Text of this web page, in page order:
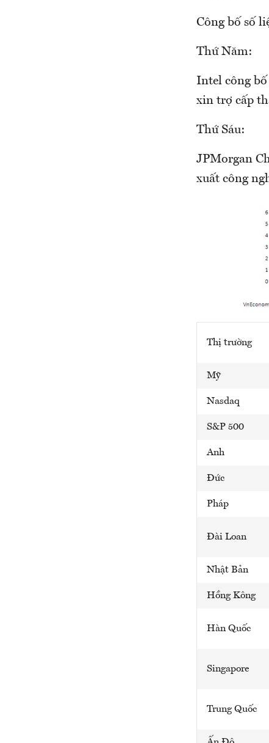
Công bố số
Thứ Năm:
Intel công
xin trợ cấp
Thứ Sáu:
JPMorgan
xuất công
Thị trường
Mỹ
Nasdaq
S&P 500
Anh
Đức
Pháp
Đài Loan
Nhật Bản
Hồng Kông
Hàn Quốc
Singapore
Trung Quốc